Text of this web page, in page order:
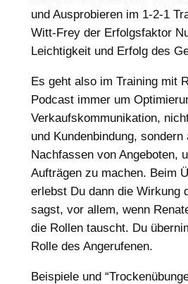
und Ausprobieren im 1-2-1
Witt-Frey der Erfolgsfaktor
Leichtigkeit und Erfolg des
Es geht also im Training mit
Podcast immer um
Verkaufskommunikation,
und Kundenbindung, sondern
Nachfassen von Angeboten,
Aufträgen zu machen. Beim
erlebst Du dann die Wirkung
sagst, vor allem, wenn
die Rollen tauscht. Du
Rolle des Angerufenen.
Beispiele und